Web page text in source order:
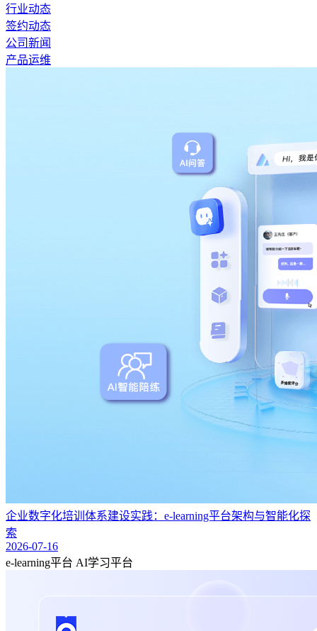
行业动态
签约动态
公司新闻
产品运维
企业数字化培训体系建设实践：e-learning平台架构与智能化探
索
2026-07-16
e-learning平台 AI学习平台